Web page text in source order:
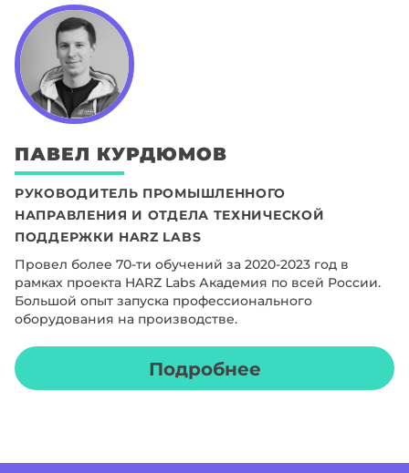
ПАВЕЛ КУРДЮМОВ
РУКОВОДИТЕЛЬ ПРОМЫШЛЕННОГО
НАПРАВЛЕНИЯ И ОТДЕЛА ТЕХНИЧЕСКОЙ
ПОДДЕРЖКИ HARZ LABS
Провел более 70-ти обучений за 2020-2023 год в
рамках проекта HARZ Labs Академия по всей России.
Большой опыт запуска профессионального
оборудования на производстве.
Подробнее